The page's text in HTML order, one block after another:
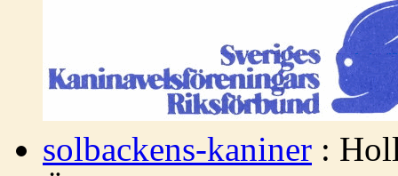
solbackens-kaniner :